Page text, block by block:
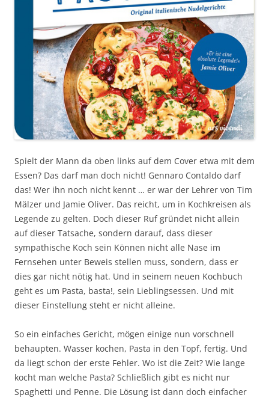
Spielt der Mann da oben links auf dem Cover etwa mit dem
Essen? Das darf man doch nicht! Gennaro Contaldo darf
das! Wer ihn noch nicht kennt … er war der Lehrer von Tim
Mälzer und Jamie Oliver. Das reicht, um in Kochkreisen als
Legende zu gelten. Doch dieser Ruf gründet nicht allein
auf dieser Tatsache, sondern darauf, dass dieser
sympathische Koch sein Können nicht alle Nase im
Fernsehen unter Beweis stellen muss, sondern, dass er
dies gar nicht nötig hat. Und in seinem neuen Kochbuch
geht es um Pasta, basta!, sein Lieblingsessen. Und mit
dieser Einstellung steht er nicht alleine.
So ein einfaches Gericht, mögen einige nun vorschnell
behaupten. Wasser kochen, Pasta in den Topf, fertig. Und
da liegt schon der erste Fehler. Wo ist die Zeit? Wie lange
kocht man welche Pasta? Schließlich gibt es nicht nur
Spaghetti und Penne. Die Lösung ist dann doch einfacher